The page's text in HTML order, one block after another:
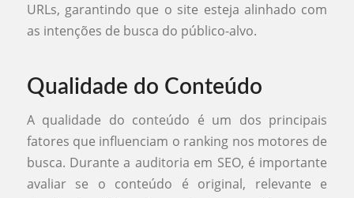
URLs, garantindo que o site esteja alinhado com
as intenções de busca do público-alvo.
Qualidade do Conteúdo
A qualidade do conteúdo é um dos principais
fatores que influenciam o ranking nos motores de
busca. Durante a auditoria em SEO, é importante
avaliar se o conteúdo é original, relevante e